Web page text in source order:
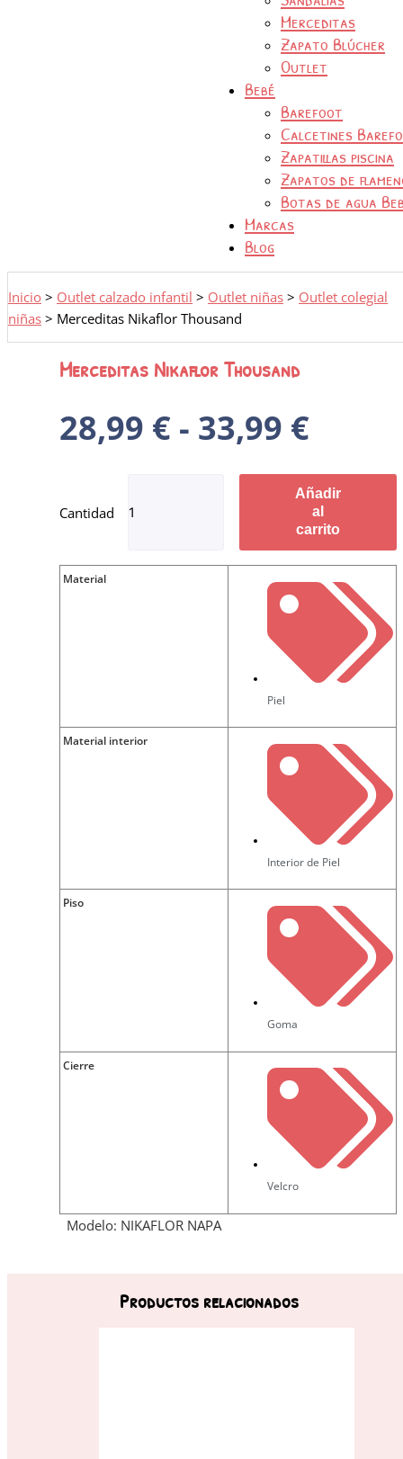
Merceditas
Zapato Blúcher
Outlet
Bebé
Barefoot
Calcetines
Zapatillas piscina
Zapatos de
Botas de agua
Marcas
Blog
Inicio > Outlet calzado infantil > Outlet niñas > Outlet colegial
niñas > Merceditas Nikaflor Thousand
Merceditas Nikaflor Thousand
28,99 € - 33,99 €
Añadir
al
carrito
Material
Piel
Material interior
Interior de Piel
Piso
Goma
Cierre
Velcro
Modelo: NIKAFLOR NAPA
Productos relacionados